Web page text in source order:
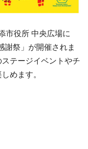
市役所 中央広場に
謝祭」が開催されま
テージイベントやチ
めます。